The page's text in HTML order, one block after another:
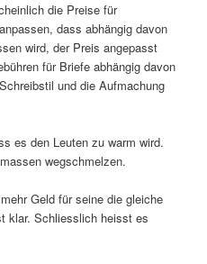
die Preise für
dass abhängig davon
wird, der Preis angepasst
für Briefe abhängig davon
und die Aufmachung
es den Leuten zu warm wird.
wegschmelzen.
Geld für seine die gleiche
klar. Schliesslich heisst es